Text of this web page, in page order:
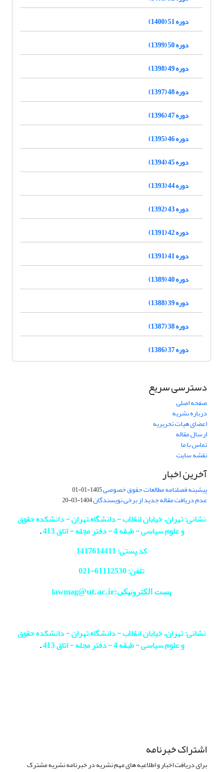
دوره 51 (1400)
دوره 50 (1399)
دوره 49 (1398)
دوره 48 (1397)
دوره 47 (1396)
دوره 46 (1395)
دوره 45 (1394)
دوره 44 (1393)
دوره 43 (1392)
دوره 42 (1391)
دوره 41 (1391)
دوره 40 (1389)
دوره 39 (1388)
دوره 38 (1387)
دوره 37 (1386)
دسترسی سریع
صفحه اصلی
درباره نشریه
اعضای هیات تحریریه
ارسال مقاله
تماس با ما
نقشه سایت
آخرین اخبار
پیشینه فصلنامه مطالعات حقوق خصوصی1405-01-01
عدم دریافت مقاله جدید از برخی نویسندگان1404-03-20
نشانی: تهران، خیابان انقلاب - دانشگاه تهران - دانشکده حقوق
و علوم سیاسی - طبقه 4 - دفتر مجله - اتاق 413
.
کد پستی: 1417614411
تلفن: 61112530-
021
پست الکترونیکی:lawmag@ut.ac.ir
نشانی: تهران، خیابان انقلاب - دانشگاه تهران - دانشکده حقوق
و علوم سیاسی - طبقه 4 - دفتر مجله - اتاق 413
.
اشتراک خبرنامه
برای دریافت اخبار و اطلاعیه های مهم نشریه در خبرنامه نشریه مشترک